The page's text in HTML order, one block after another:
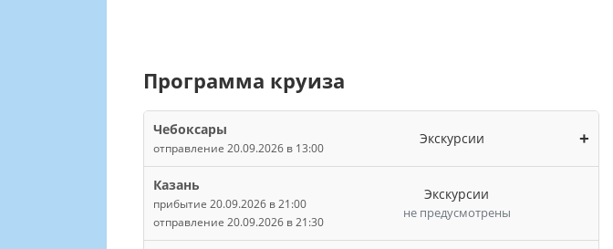
Программа круиза
Чебоксары
отправление 20.09.2026 в 13:00
Экскурсии +
Казань
прибытие 20.09.2026 в 21:00
отправление 20.09.2026 в 21:30
Экскурсии
не предусмотрены